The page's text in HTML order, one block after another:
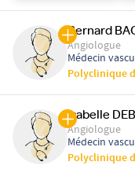
Bernard
Angiologue
Médecin
Polyclinique
Isabelle
Angiologue
Médecin
Polyclinique